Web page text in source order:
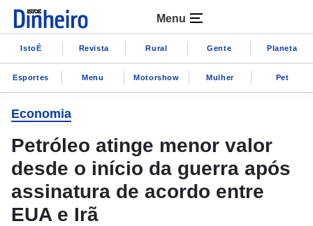
Menu
IstoÉ Revista Rural Gente Planeta
Esportes Menu Motorshow Mulher Pet
Economia
Petróleo atinge menor valor
desde o início da guerra após
assinatura de acordo entre
EUA e Irã